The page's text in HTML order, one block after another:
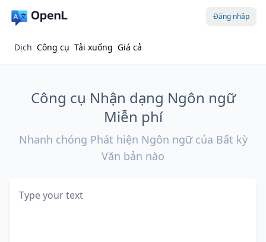
Đăng nhập
Dịch Công cụ Tải xuống Giá cả
Công cụ Nhận dạng Ngôn ngữ
Miễn phí
Nhanh chóng Phát hiện Ngôn ngữ của Bất kỳ
Văn bản nào